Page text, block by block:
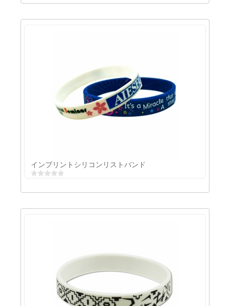
アルミパネル付きのシリコンキーリング
インプリントシリコンリストバンド